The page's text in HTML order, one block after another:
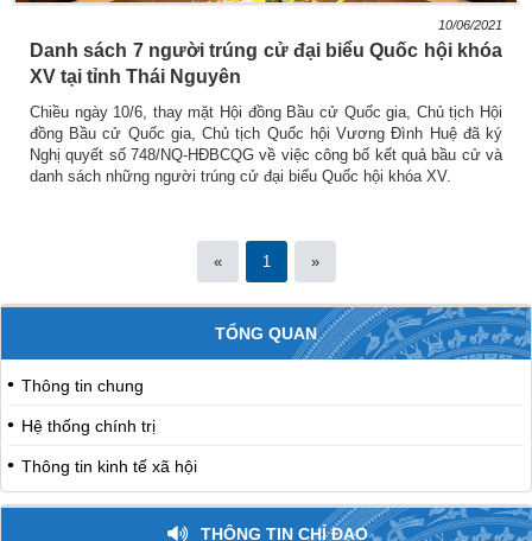
10/06/2021
Danh sách 7 người trúng cử đại biểu Quốc hội khóa
XV tại tỉnh Thái Nguyên
Chiều ngày 10/6, thay mặt Hội đồng Bầu cử Quốc gia, Chủ tịch Hội
đồng Bầu cử Quốc gia, Chủ tịch Quốc hội Vương Đình Huệ đã ký
Nghị quyết số 748/NQ-HĐBCQG về việc công bố kết quả bầu cử và
danh sách những người trúng cử đại biểu Quốc hội khóa XV.
« 1 »
TỔNG QUAN
Thông tin chung
Hệ thống chính trị
Thông tin kinh tế xã hội
THÔNG TIN CHỈ ĐẠO